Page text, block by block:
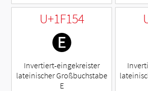
U+1F154
🅔
Invertiert-eingekreister
lateinischer Großbuchstabe
E